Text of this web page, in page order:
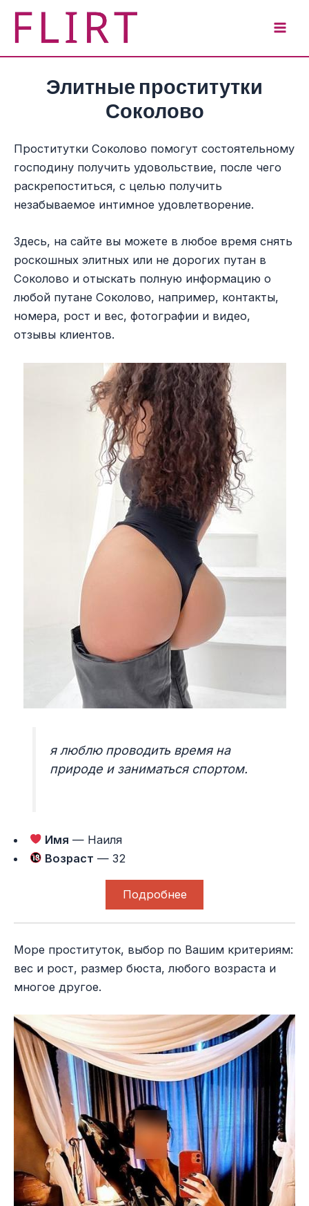
Перейти
содержимому
Элитные проститутки
Соколово
Проститутки Соколово помогут состоятельному
господину получить удовольствие, после чего
раскрепоститься, с целью получить
незабываемое интимное удовлетворение.
Здесь, на сайте вы можете в любое время снять
роскошных элитных или не дорогих путан в
Соколово и отыскать полную информацию о
любой путане Соколово, например, контакты,
номера, рост и вес, фотографии и видео,
отзывы клиентов.
я люблю проводить время на
природе и заниматься спортом.
Имя — Наиля
Возраст — 32
Подробнее
Море проституток, выбор по Вашим критериям:
вес и рост, размер бюста, любого возраста и
многое другое.